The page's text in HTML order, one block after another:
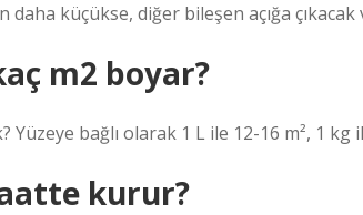
küçükse, diğer bileşen açığa çıkacak
m2 boyar?
Yüzeye bağlı olarak 1 L ile 12-16 m², 1
kurur?